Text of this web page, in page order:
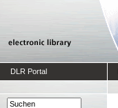
DLR Portal